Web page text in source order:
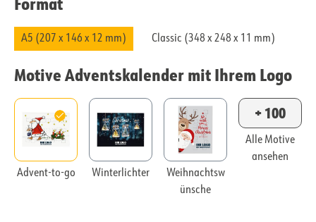
A5 (207 x 146 x 12 mm) Classic (348 x 248 x 11 mm)
Motive Adventskalender mit Ihrem Logo
Advent-to-go Winterlichter
Weihnachtsw
ünsche
+ 100
Alle Motive
ansehen